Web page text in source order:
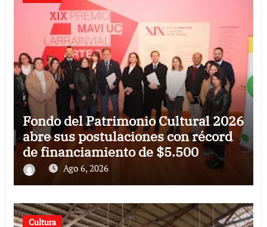
Fondo del Patrimonio Cultural 2026
abre sus postulaciones con récord
de financiamiento de $5.500
millonesAgo 6, 2026
Cultura